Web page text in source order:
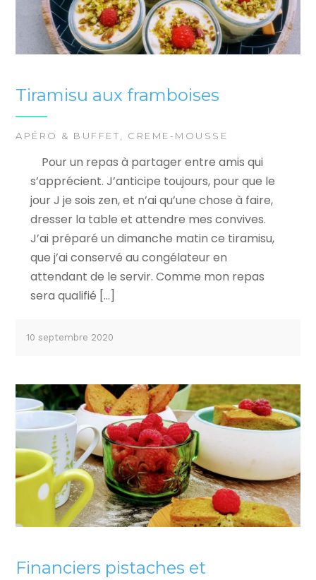
Tiramisu aux framboises
APÉRO & BUFFET CREME-MOUSSE
Pour un repas à partager entre amis qui
s’apprécient. J’anticipe toujours, pour que le
jour J je sois zen, et n’ai qu’une chose à faire,
dresser la table et attendre mes convives.
J’ai préparé un dimanche matin ce tiramisu,
que j’ai conservé au congélateur en
attendant de le servir. Comme mon repas
sera qualifié […]
10 septembre 2020
Financiers pistaches et